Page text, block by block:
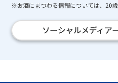
※お酒にまつわる情報については、20
ソーシャルメディア